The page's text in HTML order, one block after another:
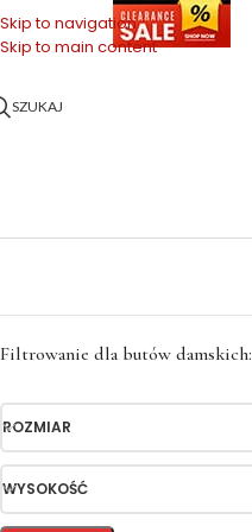
Skip to navigation
Skip to main content
SERII
SZUKAJ
Filtrowanie dla butów damskich:
ROZMIAR
WYSOKOŚĆ